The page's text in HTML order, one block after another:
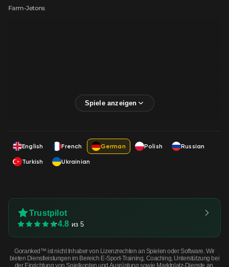
Farm-Jetons
English French German Polish
Russian
Turkish
Ukrainian
Trustpilot
4.8 из 5
Goranked™ ist nicht Inhaber von Lizenzrechten an Spielen oder Software. Wir
bieten Dienstleistungen im Bereich E-Sport-Training, Coaching, Unterstützung bei
der Einrichtung von Spielkonten und Ausrüstung sowie Marktplatz-Dienste an.